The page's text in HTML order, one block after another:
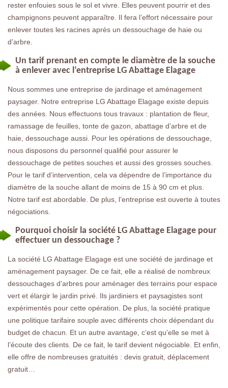
rester enfouies sous le sol et vivre. Elles peuvent pourrir et des
champignons peuvent apparaître. Il fera l’effort nécessaire pour
enlever toutes les racines après un dessouchage de haie ou
d’arbre.
Un tarif prenant en compte le diamètre de la souche
à enlever avec l’entreprise LG Abattage Elagage
Nous sommes une entreprise de jardinage et aménagement
paysager. Notre entreprise LG Abattage Elagage existe depuis
des années. Nous effectuons tous travaux : plantation de fleur,
ramassage de feuilles, tonte de gazon, abattage d’arbre et de
haie, dessouchage aussi. Pour les opérations de dessouchage,
nous disposons du personnel qualifié pour assurer le
dessouchage de petites souches et aussi des grosses souches.
Pour le tarif d’intervention, cela va dépendre de l’importance du
diamètre de la souche allant de moins de 15 à 90 cm et plus.
Notre tarif est abordable. De plus, l’entreprise est ouverte à toutes
négociations.
Pourquoi choisir la société LG Abattage Elagage pour
effectuer un dessouchage ?
La société LG Abattage Elagage est une société de jardinage et
aménagement paysager. De ce fait, elle a réalisé de nombreux
dessouchages d’arbres pour aménager des terrains pour espace
vert et élargir le jardin privé. Ils jardiniers et paysagistes sont
expérimentés pour cette opération. De plus, la société pratique
une politique tarifaire souple avec différents choix dépendant du
budget de chacun. Et un autre avantage, c’est qu’elle se met à
l’écoute des clients. De ce fait, le tarif devient négociable. Et enfin,
elle offre de nombreuses gratuités : devis gratuit, déplacement
gratuit…